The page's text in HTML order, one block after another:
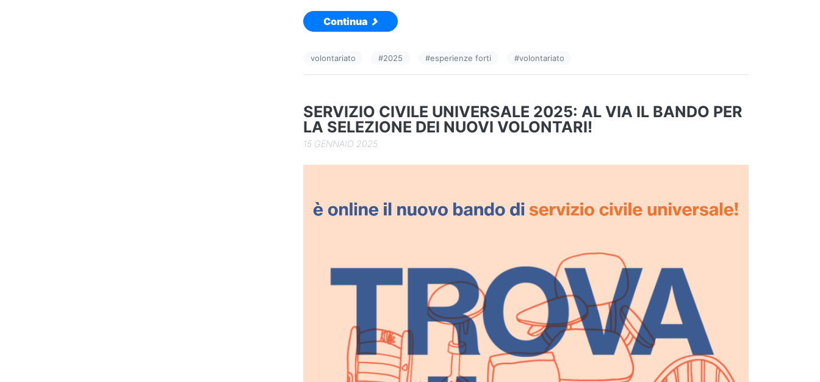
a
c
b
o
k
n
k
dI vi
Continua
volontariato #2025 #esperienze forti #volontariato
SERVIZIO CIVILE UNIVERSALE 2025: AL VIA IL BANDO PER
LA SELEZIONE DEI NUOVI VOLONTARI!
15 GENNAIO 2025